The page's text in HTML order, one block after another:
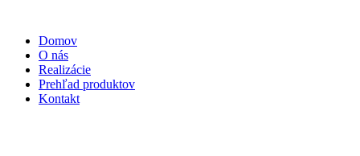
obsah
Domov
O nás
Realizácie
Prehľad produktov
Kontakt